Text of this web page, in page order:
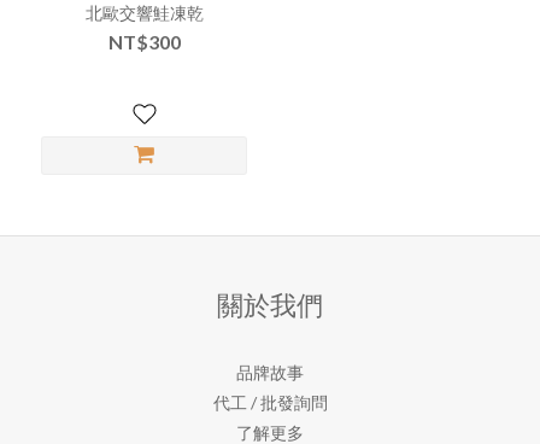
北歐交響鮭凍乾
NT$300
關於我們
品牌故事
代工 / 批發詢問
了解更多